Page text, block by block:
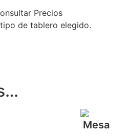
Precios
de tablero elegido.